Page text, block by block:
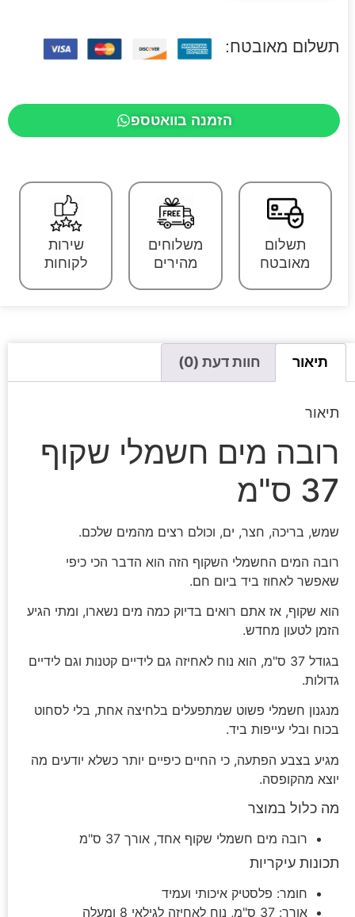
תשלום מאובטח:
הזמנה בוואטספ
תשלום
מאובטח
משלוחים
מהירים
שירות
לקוחות
תיאור חוות דעת (0)
תיאור
רובה מים חשמלי שקוף
37 ס"מ
שמש, בריכה, חצר, ים, וכולם רצים מהמים שלכם.
רובה המים החשמלי השקוף הזה הוא הדבר הכי כיפי
שאפשר לאחוז ביד ביום חם.
הוא שקוף, אז אתם רואים בדיוק כמה מים נשארו, ומתי הגיע
הזמן לטעון מחדש.
בגודל 37 ס"מ, הוא נוח לאחיזה גם לידיים קטנות וגם לידיים
גדולות.
מנגנון חשמלי פשוט שמתפעלים בלחיצה אחת, בלי לסחוט
בכוח ובלי עייפות ביד.
מגיע בצבע הפתעה, כי החיים כיפיים יותר כשלא יודעים מה
יוצא מהקופסה.
מה כלול במוצר
רובה מים חשמלי שקוף אחד, אורך 37 ס"מ
תכונות עיקריות
חומר: פלסטיק איכותי ועמיד
אורך: 37 ס"מ, נוח לאחיזה לגילאי 8 ומעלה